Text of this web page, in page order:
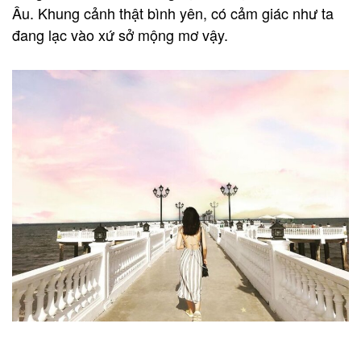
Âu. Khung cảnh thật bình yên, có cảm giác như ta
đang lạc vào xứ sở mộng mơ vậy.